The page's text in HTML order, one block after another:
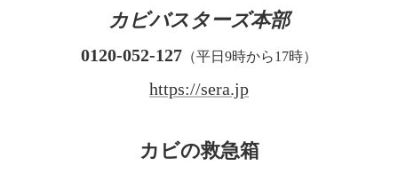
カビバスターズ本部
0120-052-127 （平日9時から17時）
https://sera.jp
カビの救急箱